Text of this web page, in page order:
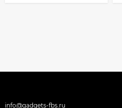
info@gadgets-fbs.ru